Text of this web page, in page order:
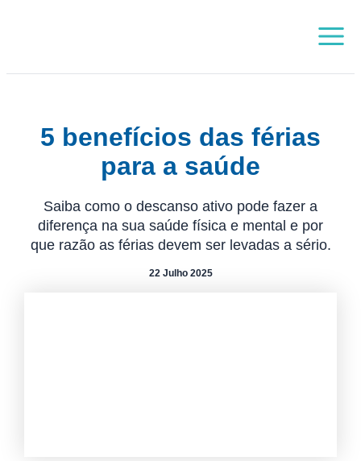
Menu
5 benefícios das férias
para a saúde
Saiba como o descanso ativo pode fazer a
diferença na sua saúde física e mental e por
que razão as férias devem ser levadas a sério.
22 Julho 2025